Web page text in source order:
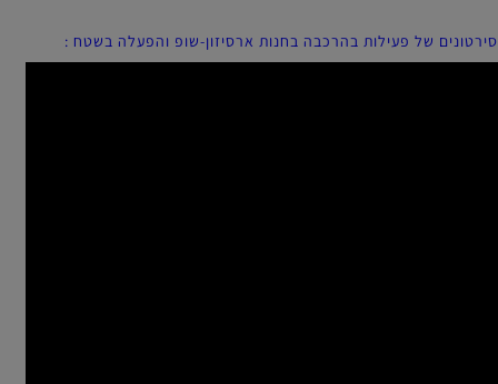
סירטונים של פעילות בהרכבה בחנות ארסיזון-שופ והפעלה בשטח :